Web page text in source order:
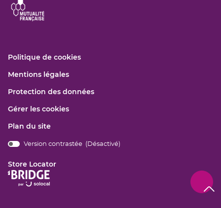
Politique de cookies(ouvre
fenêtre)
Mentions légales(ouvre
une
fenêtre)
Protection des données(ouvre
Gérer les cookies
Plan du site
Version contrastée ( Désactivé)
Store Locator
(ouvre
dans
en